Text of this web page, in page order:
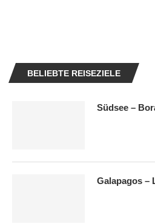
BELIEBTE REISEZIELE
Südsee –
Galapagos –